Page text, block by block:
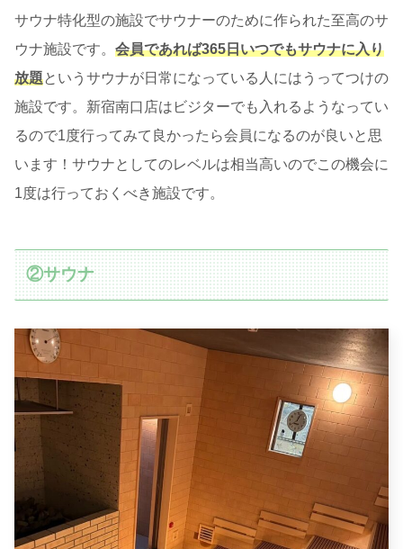
サウナ特化型の施設でサウナーのために作られた至高のサ
ウナ施設です。 会員であれば365日いつでもサウナに入り
放題というサウナが日常になっている人にはうってつけの
施設です。新宿南口店はビジターでも入れるようなってい
るので1度行ってみて良かったら会員になるのが良いと思
います！サウナとしてのレベルは相当高いのでこの機会に
1度は行っておくべき施設です。
②サウナ